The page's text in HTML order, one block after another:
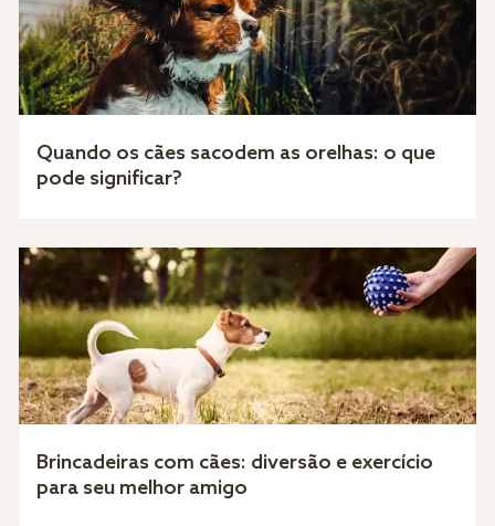
Quando os cães sacodem as orelhas: o que
pode significar?
Brincadeiras com cães: diversão e exercício
para seu melhor amigo